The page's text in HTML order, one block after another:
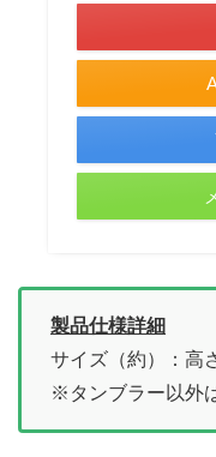
製品仕様詳細
サイズ（約）：高
※タンブラー以外